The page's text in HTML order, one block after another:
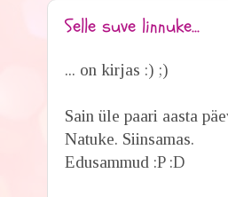
Selle suve linnuke...
... on kirjas :) ;)
Sain üle paari aasta
Natuke. Siinsamas.
Edusammud :P :D